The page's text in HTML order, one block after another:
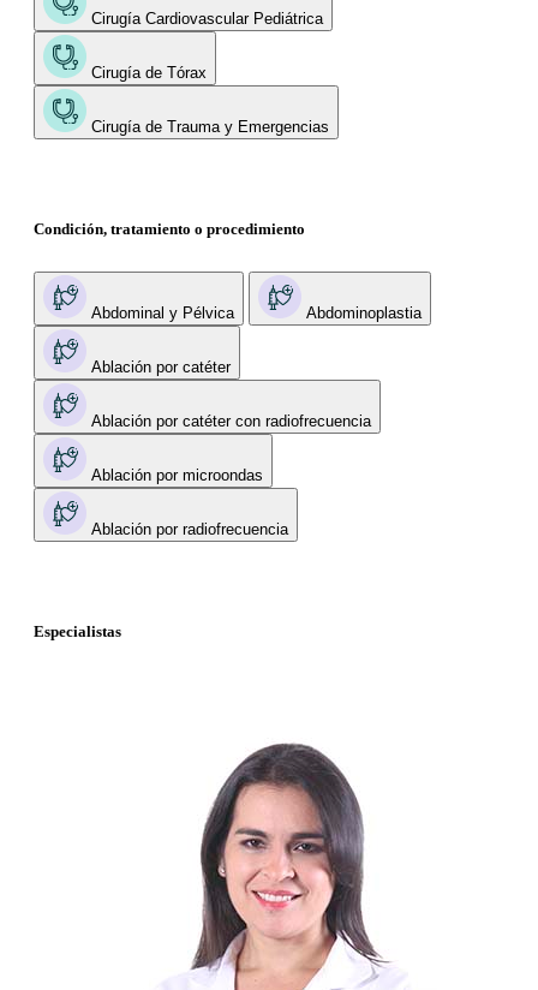
Cirugía Cardiovascular Pediátrica
Cirugía de Tórax
Cirugía de Trauma y Emergencias
Condición, tratamiento o procedimiento
Abdominal y Pélvica Abdominoplastia
Ablación por catéter
Ablación por catéter con radiofrecuencia
Ablación por microondas
Ablación por radiofrecuencia
Especialistas